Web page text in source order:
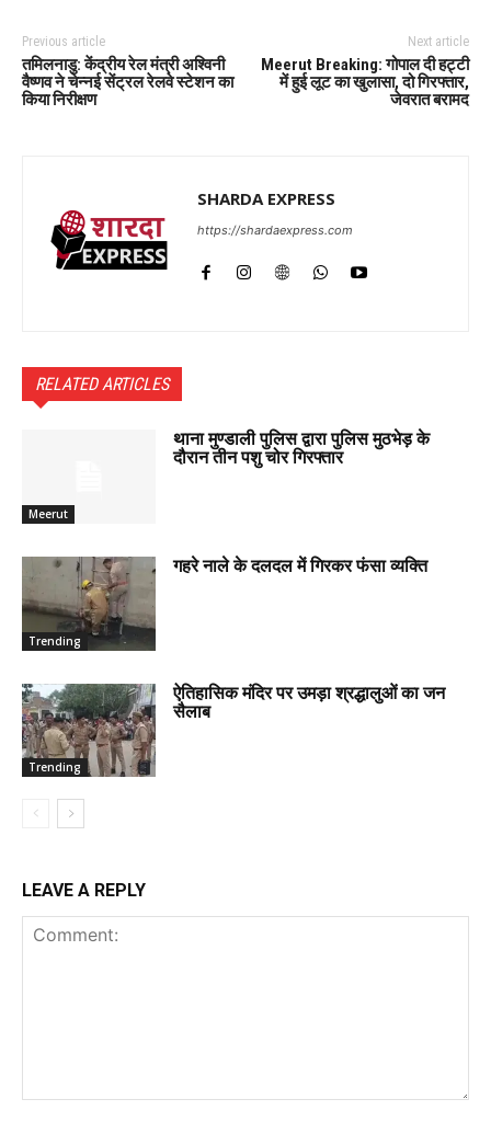
Previous article
तमिलनाडु: केंद्रीय रेल मंत्री अश्विनी
वैष्णव ने चेन्नई सेंट्रल रेलवे स्टेशन का
किया निरीक्षण
Next article
Meerut Breaking: गोपाल दी हट्टी
में हुई लूट का खुलासा, दो गिरफ्तार,
जेवरात बरामद
SHARDA EXPRESS
https://shardaexpress.com
RELATED ARTICLES
Meerut
थाना मुण्डाली पुलिस द्वारा पुलिस मुठभेड़ के
दौरान तीन पशु चोर गिरफ्तार
Trending
गहरे नाले के दलदल में गिरकर फंसा व्यक्ति
Trending
ऐतिहासिक मंदिर पर उमड़ा श्रद्धालुओं का जन
सैलाब
LEAVE A REPLY